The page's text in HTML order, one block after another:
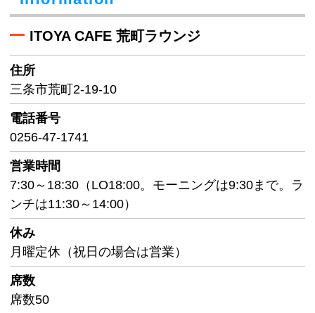
ITOYA CAFE 荒町ラウンジ
住所
三条市荒町2-19-10
電話番号
0256-47-1741
営業時間
7:30～18:30（LO18:00。モーニングは9:30まで。ラ
ンチは11:30～14:00）
休み
月曜定休（祝日の場合は営業）
席数
席数50